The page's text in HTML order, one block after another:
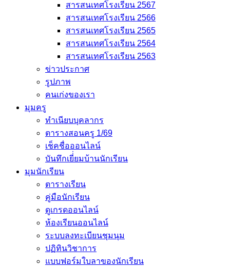
สารสนเทศโรงเรียน 2567
สารสนเทศโรงเรียน 2566
สารสนเทศโรงเรียน 2565
สารสนเทศโรงเรียน 2564
สารสนเทศโรงเรียน 2563
ข่าวประกาศ
รูปภาพ
คนเก่งของเรา
มุมครู
ทำเนียบบุคลากร
ตารางสอนครู 1/69
เช็คชื่อออนไลน์
บันทึกเยี่่ยมบ้านนักเรียน
มุมนักเรียน
ตารางเรียน
คู่มือนักเรียน
ดูเกรดออนไลน์
ห้องเรียนออนไลน์
ระบบลงทะเบียนชุมนุม
ปฏิทินวิชาการ
แบบฟอร์มใบลาของนักเรียน